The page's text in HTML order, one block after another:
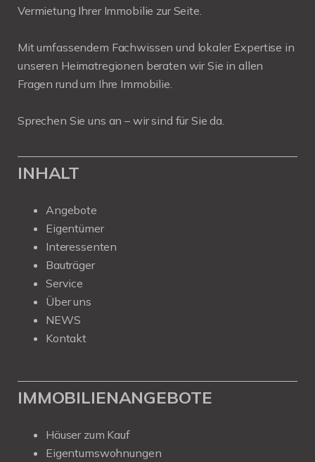
Vermietung Ihrer Immobilie zur Seite.
Mit umfassendem Fachwissen und lokaler Expertise in
unseren Heimatregionen beraten wir Sie in allen
Fragen rund um Ihre Immobilie.
Sprechen Sie uns an – wir sind für Sie da.
INHALT
Angebote
Eigentümer
Interessenten
Bauträger
Service
Über uns
NEWS
Kontakt
IMMOBILIENANGEBOTE
Häuser zum Kauf
Eigentumswohnungen